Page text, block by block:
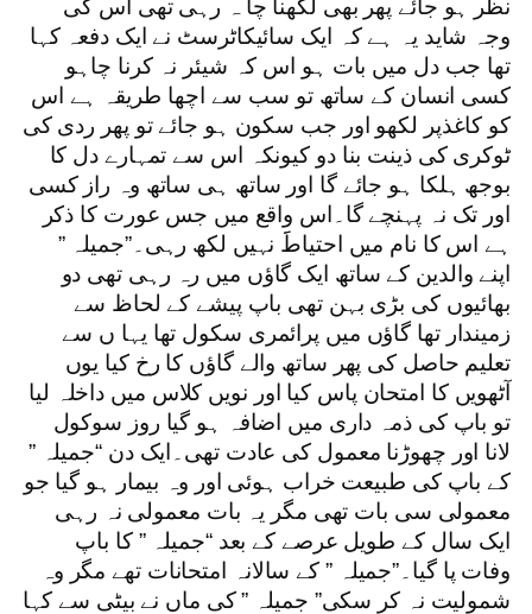
نظر ہو جائے پھر بھی لکھنا چا ہ رہی تھی اس کی
وجہ شاید یہ ہے کہ ایک سائیکاٹرسٹ نے ایک دفعہ کہا
تھا جب دل میں بات ہو اس کہ شیئر نہ کرنا چاہو
کسی انسان کے ساتھ تو سب سے اچھا طریقہ ہے اس
کو کاغذپر لکھو اور جب سکون ہو جائے تو پھر ردی کی
ٹوکری کی ذینت بنا دو کیونکہ اس سے تمہارے دل کا
بوجھ ہلکا ہو جائے گا اور ساتھ ہی ساتھ وہ راز کسی
اور تک نہ پہنچے گا۔اس واقع میں جس عورت کا ذکر
ہے اس کا نام میں احتیاطََ نہیں لکھ رہی۔”جمیلہ ”
اپنے والدین کے ساتھ ایک گاﺅں میں رہ رہی تھی دو
بھائیوں کی بڑی بہن تھی باپ پیشے کے لحاظ سے
زمیندار تھا گاﺅں میں پرائمری سکول تھا یہا ں سے
تعلیم حاصل کی پھر ساتھ والے گاﺅں کا رخ کیا یوں
آٹھویں کا امتحان پاس کیا اور نویں کلاس میں داخلہ لیا
تو باپ کی ذمہ داری میں اضافہ ہو گیا روز سوکول
لانا اور چھوڑنا معمول کی عادت تھی۔ایک دن “جمیلہ ”
کے باپ کی طبیعت خراب ہوئی اور وہ بیمار ہو گیا جو
معمولی سی بات تھی مگر یہ بات معمولی نہ رہی
ایک سال کے طویل عرصے کے بعد “جمیلہ ” کا باپ
وفات پا گیا۔”جمیلہ ” کے سالانہ امتحانات تھے مگر وہ
شمولیت نہ کر سکی” جمیلہ ” کی ماں نے بیٹی سے کہا